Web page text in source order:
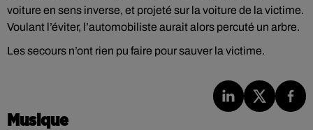
voiture en sens inverse, et projeté sur la voiture de la victime.
Voulant l’éviter, l’automobiliste aurait alors percuté un arbre.
Les secours n’ont rien pu faire pour sauver la victime.
Musique